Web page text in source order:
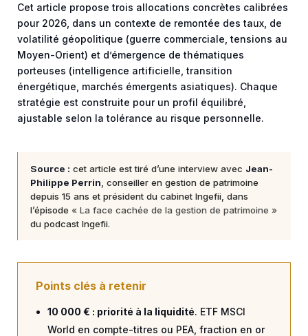
Cet article propose trois allocations concrètes calibrées
pour 2026, dans un contexte de remontée des taux, de
volatilité géopolitique (guerre commerciale, tensions au
Moyen-Orient) et d’émergence de thématiques
porteuses (intelligence artificielle, transition
énergétique, marchés émergents asiatiques). Chaque
stratégie est construite pour un profil équilibré,
ajustable selon la tolérance au risque personnelle.
Source : cet article est tiré d’une interview avec Jean-
Philippe Perrin , conseiller en gestion de patrimoine
depuis 15 ans et président du cabinet Ingefii, dans
l’épisode « La face cachée de la gestion de patrimoine »
du podcast Ingefii.
Points clés à retenir
10 000 € : priorité à la liquidité. ETF MSCI
World en compte-titres ou PEA, fraction en or